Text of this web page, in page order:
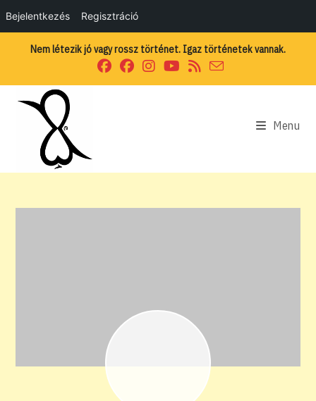
Bejelentkezés Regisztráció
Nem létezik jó vagy rossz történet. Igaz történetek vannak.
Menu